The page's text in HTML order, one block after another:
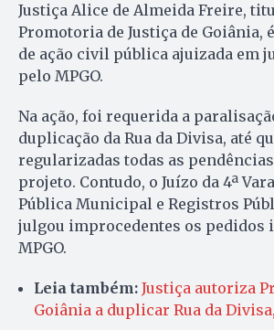
Justiça Alice de Almeida Freire,
Promotoria de Justiça de Goiânia,
de ação civil pública ajuizada em
pelo MPGO.
Na ação, foi requerida a
duplicação da Rua da Divisa, até
regularizadas todas as
projeto. Contudo, o Juízo da 4ª
Pública Municipal e Registros
julgou improcedentes os pedidos
MPGO.
Leia também: Justiça autoriza
Goiânia a duplicar Rua da